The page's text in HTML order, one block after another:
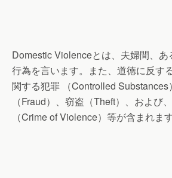
Domestic Violenceとは、夫婦間、あ
行為を言います。また、道徳に反す
関する犯罪 （Controlled Substances
（Fraud）、窃盗（Theft）、および
（Crime of Violence）等が含まれます